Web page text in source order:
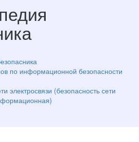
по информационной безопасности
электросвязи (безопасность сети